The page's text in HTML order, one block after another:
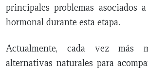
principales problemas asociados
hormonal durante esta etapa.
Actualmente, cada vez más
alternativas naturales para